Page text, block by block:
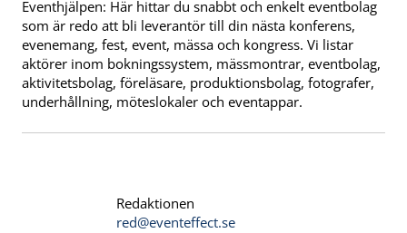
Eventhjälpen: Här hittar du snabbt och enkelt eventbolag
som är redo att bli leverantör till din nästa konferens,
evenemang, fest, event, mässa och kongress. Vi listar
aktörer inom bokningssystem, mässmontrar, eventbolag,
aktivitetsbolag, föreläsare, produktionsbolag, fotografer,
underhållning, möteslokaler och eventappar.
Redaktionen
red@eventeffect.se